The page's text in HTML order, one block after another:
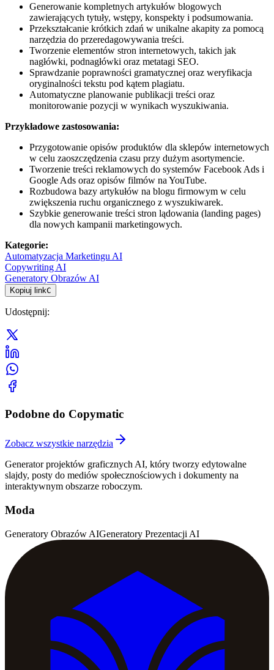
Generowanie kompletnych artykułów blogowych
zawierających tytuły, wstępy, konspekty i podsumowania.
Przekształcanie krótkich zdań w unikalne akapity za pomocą
narzędzia do przeredagowywania treści.
Tworzenie elementów stron internetowych, takich jak
nagłówki, podnagłówki oraz metatagi SEO.
Sprawdzanie poprawności gramatycznej oraz weryfikacja
oryginalności tekstu pod kątem plagiatu.
Automatyczne planowanie publikacji treści oraz
monitorowanie pozycji w wynikach wyszukiwania.
Przykładowe zastosowania:
Przygotowanie opisów produktów dla sklepów internetowych
w celu zaoszczędzenia czasu przy dużym asortymencie.
Tworzenie treści reklamowych do systemów Facebook Ads i
Google Ads oraz opisów filmów na YouTube.
Rozbudowa bazy artykułów na blogu firmowym w celu
zwiększenia ruchu organicznego z wyszukiwarek.
Szybkie generowanie treści stron lądowania (landing pages)
dla nowych kampanii marketingowych.
Kategorie:
Automatyzacja Marketingu AI
Copywriting AI
Generatory Obrazów AI
Kopiuj linkC
Udostępnij:
Podobne do Copymatic
Zobacz wszystkie narzędzia
Generator projektów graficznych AI, który tworzy edytowalne
slajdy, posty do mediów społecznościowych i dokumenty na
interaktywnym obszarze roboczym.
Moda
Generatory Obrazów AIGeneratory Prezentacji AI